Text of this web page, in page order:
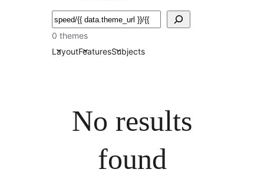
সন্ধান
কৰক
0 themes
LayoutFeaturesSubjects
No results
found